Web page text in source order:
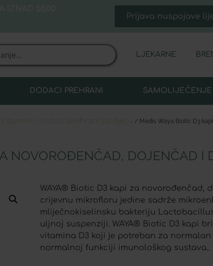
Prijava nuspojave
LJEKARNE
DODACI PREHRANI SAMOLIJEČENJE
/ Medis Waya Biotic D3
NOVOROĐENČAD, DOJENČAD I
WAYA® Biotic D3 kapi za novorođenčad,
crijevnu mikrofloru jedine sadrže
mliječnokiselinsku bakteriju
uljnoj suspenziji. WAYA® Biotic D3 kapi
vitamina D3 koji je potreban za
normalnoj funkciji imunološkog sustava..